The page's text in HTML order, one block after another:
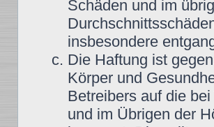
Schäden und im
insbesondere
Die Haftung ist
Körper und
Betreibers auf die
und im Übrigen der